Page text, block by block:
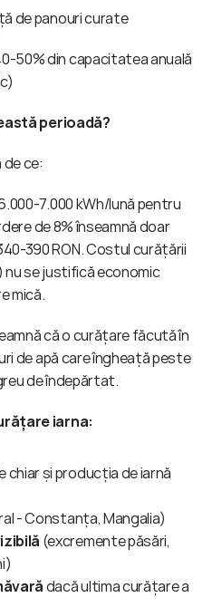
de panouri curate
50% din capacitatea anuală
perioadă?
ce:
7.000 kWh/lună pentru
de 8% înseamnă doar
390 RON. Costul curățării
nu se justifică economic
mică.
că o curățare făcută în
de apă care îngheață peste
de îndepărtat.
iarna:
chiar și producția de iarnă
- Constanța, Mangalia)
(excremente păsări,
dacă ultima curățare a